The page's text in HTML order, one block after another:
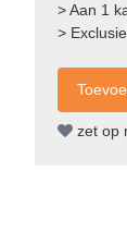
> Aan 1
>
zet op